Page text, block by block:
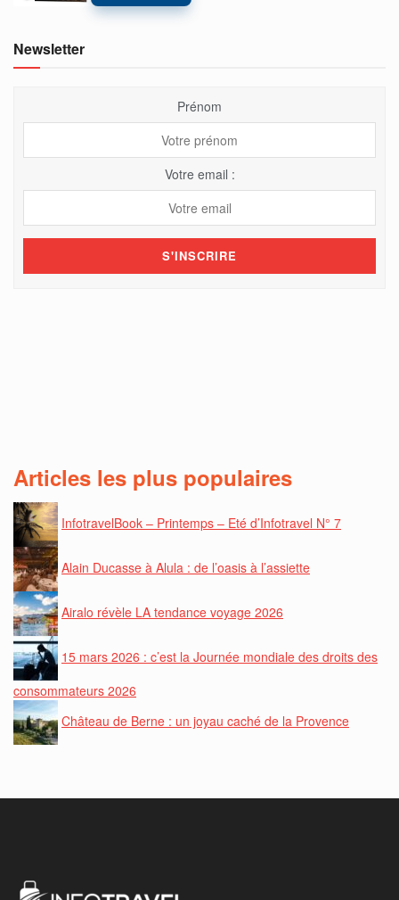
Newsletter
Prénom
Votre email :
Articles les plus populaires
InfotravelBook – Printemps – Eté d’Infotravel N° 7
Alain Ducasse à Alula : de l’oasis à l’assiette
Airalo révèle LA tendance voyage 2026
15 mars 2026 : c’est la Journée mondiale des droits des
consommateurs 2026
Château de Berne : un joyau caché de la Provence